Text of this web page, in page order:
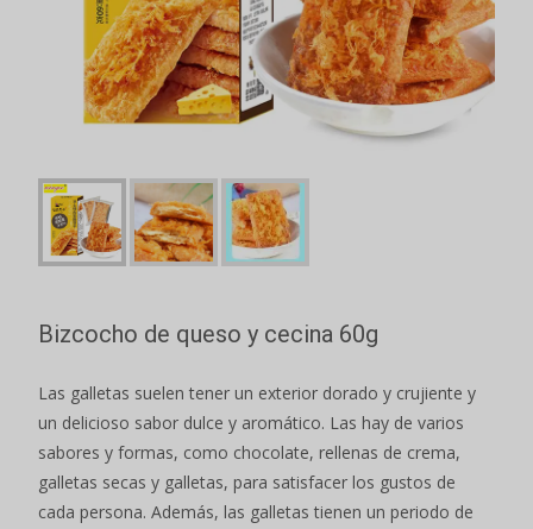
Bizcocho de queso y cecina 60g
Las galletas suelen tener un exterior dorado y crujiente y
un delicioso sabor dulce y aromático. Las hay de varios
sabores y formas, como chocolate, rellenas de crema,
galletas secas y galletas, para satisfacer los gustos de
cada persona. Además, las galletas tienen un periodo de